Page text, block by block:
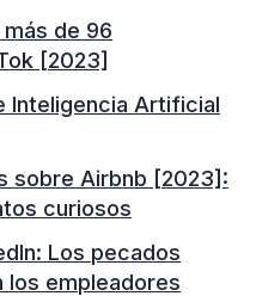
de 96
[2023]
Inteligencia Artificial
sobre Airbnb [2023]:
curiosos
Los pecados
los empleadores